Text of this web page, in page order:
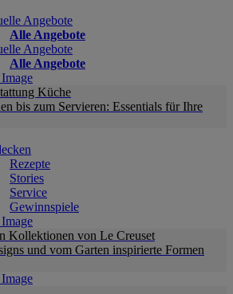
Angebote
Alle Angebote
Angebote
Alle Angebote
Küche
bis zum Servieren: Essentials für Ihre
Rezepte
Stories
Service
Gewinnspiele
Kollektionen von Le Creuset
und vom Garten inspirierte Formen